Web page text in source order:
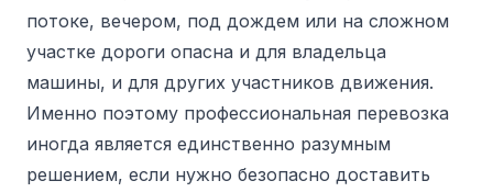
потоке, вечером, под дождем или на сложном
участке дороги опасна и для владельца
машины, и для других участников движения.
Именно поэтому профессиональная перевозка
иногда является единственно разумным
решением, если нужно безопасно доставить